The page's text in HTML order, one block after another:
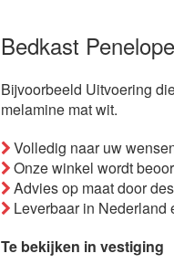
Bedkast
Bijvoorbeeld Uitvoering
melamine mat wit.
Volledig naar uw
Onze winkel wordt
Advies op maat door
Leverbaar in Nederland
Te bekijken in vestiging